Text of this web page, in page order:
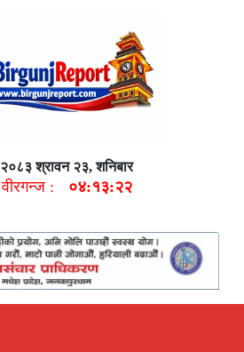
२०८३ श्रावन २३, शनिबार
वीरगन्ज : ०४:१३:२३